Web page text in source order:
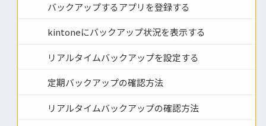
バックアップするアプリを登録する
kintoneにバックアップ状況を表示する
リアルタイムバックアップを設定する
定期バックアップの確認方法
リアルタイムバックアップの確認方法